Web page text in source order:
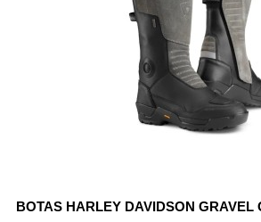
BOTAS HARLEY DAVIDSON GRAVEL